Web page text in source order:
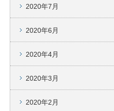
2020年7月
2020年6月
2020年4月
2020年3月
2020年2月